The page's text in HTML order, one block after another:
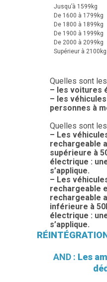
Jusqu’à 1599kg
De 1600 à 1799kg
De 1800 à 1899kg
De 1900 à 1999kg
De 2000 à 2099kg
Supérieur à 2100kg
Quelles sont
– les voitures
– les
personnes à
Quelles sont
– Les
rechargeable
supérieure à
électrique :
s’applique.
– Les
rechargeable
rechargeable
inférieure à
électrique :
s’applique.
AND : Les